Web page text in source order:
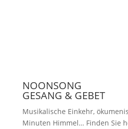
NOONSONG
GESANG & GEBET
Musikalische Einkehr,
Minuten Himmel… Finden Sie